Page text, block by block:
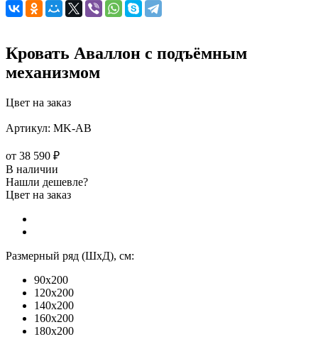
Кровать Аваллон с подъёмным
механизмом
Цвет на заказ
Артикул: MK-АВ
от 38 590 ₽
В наличии
Нашли дешевле?
Цвет на заказ
Размерный ряд (ШхД), см:
90x200
120x200
140x200
160x200
180x200